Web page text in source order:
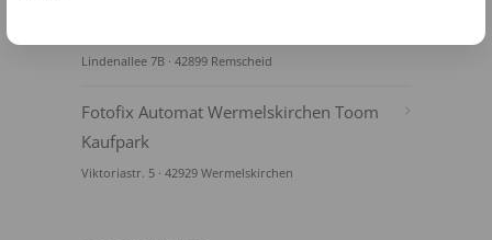
Lindenallee 7B · 42899 Remscheid
Fotofix Automat Wermelskirchen Toom
Kaufpark
Viktoriastr. 5 · 42929 Wermelskirchen